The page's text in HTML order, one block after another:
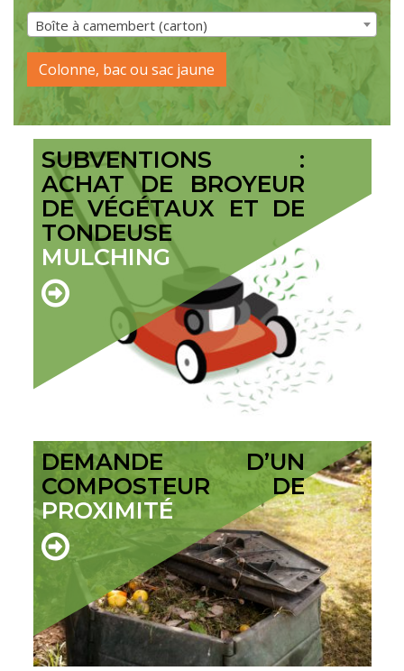
Boîte à camembert (carton)
Colonne, bac ou sac jaune
SUBVENTIONS :
ACHAT DE BROYEUR
DE VÉGÉTAUX ET DE
TONDEUSE
MULCHING
DEMANDE D’UN
COMPOSTEUR DE
PROXIMITÉ